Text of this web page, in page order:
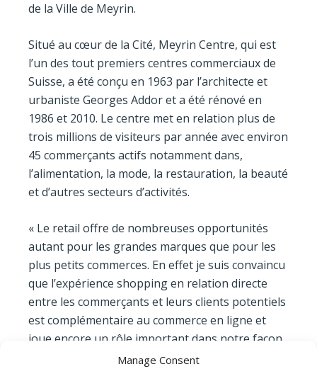
Manage Consent
de la Ville de Meyrin.
Situé au cœur de la Cité, Meyrin Centre, qui est
l’un des tout premiers centres commerciaux de
Suisse, a été conçu en 1963 par l’architecte et
urbaniste Georges Addor et a été rénové en
1986 et 2010. Le centre met en relation plus de
trois millions de visiteurs par année avec environ
45 commerçants actifs notamment dans,
l’alimentation, la mode, la restauration, la beauté
et d’autres secteurs d’activités.
« Le retail offre de nombreuses opportunités
autant pour les grandes marques que pour les
plus petits commerces. En effet je suis convaincu
que l’expérience shopping en relation directe
entre les commerçants et leurs clients potentiels
est complémentaire au commerce en ligne et
joue encore un rôle important dans notre façon
de consommer », explique Abdallah Chatila.